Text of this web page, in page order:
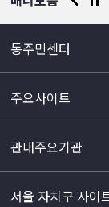
동주민센터
주요사이트
관내주요기관
서울 자치구 사이